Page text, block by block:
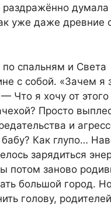
уже даже древние
спальням и Света
с собой. «Зачем я
Что я хочу от
Просто
и
Как глупо…
зарядиться
потом заново
большой город.
голову,